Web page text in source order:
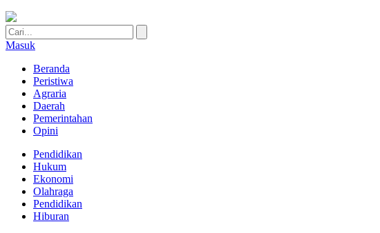
Masuk
Beranda
Peristiwa
Agraria
Daerah
Pemerintahan
Opini
Pendidikan
Hukum
Ekonomi
Olahraga
Pendidikan
Hiburan